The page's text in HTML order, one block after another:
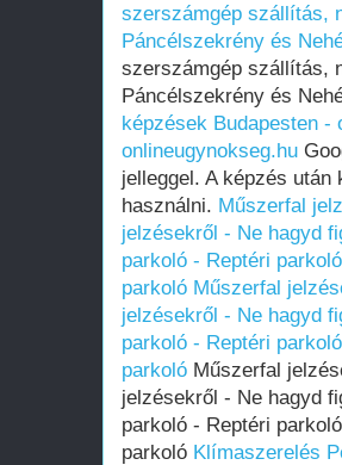
szerszámgép szállítás,
Páncélszekrény és
szerszámgép szállítás,
Páncélszekrény és
képzések Budapesten -
onlineugynokseg.hu
jelleggel. A képzés
használni. Műszerfal
jelzésekről - Ne hagyd
parkoló - Reptéri
parkoló Műszerfal
jelzésekről - Ne hagyd
parkoló - Reptéri
parkoló Műszerfal
jelzésekről - Ne hagyd
parkoló - Reptéri
parkoló Klímaszerelés